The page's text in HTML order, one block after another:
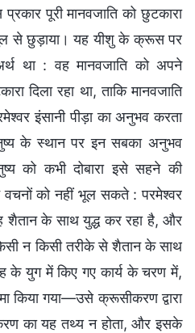
पूरी मानवजाति को छुटकारा
से छुड़ाया। यह यीशु के क्रूस पर
था : वह मानवजाति को अपने
दिला रहा था, ताकि मानवजाति
इंसानी पीड़ा का अनुभव करता
के स्थान पर इन सबका अनुभव
को कभी दोबारा इसे सहने की
वचनों को नहीं भूल सकते : परमेश्वर
शैतान के साथ युद्ध कर रहा है, और
न किसी तरीके से शैतान के साथ
के युग में किए गए कार्य के चरण में,
किया गया—उसे क्रूसीकरण द्वारा
का यह तथ्य न होता, और इसके